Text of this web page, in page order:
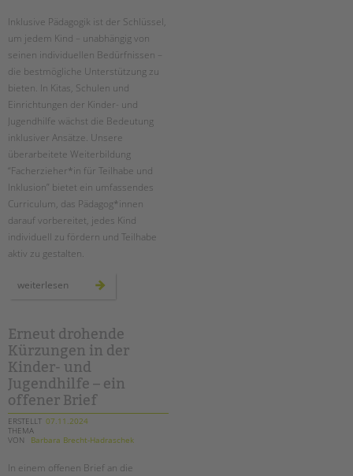
Inklusive Pädagogik ist der Schlüssel,
um jedem Kind – unabhängig von
seinen individuellen Bedürfnissen –
die bestmögliche Unterstützung zu
bieten. In Kitas, Schulen und
Einrichtungen der Kinder- und
Jugendhilfe wächst die Bedeutung
inklusiver Ansätze. Unsere
überarbeitete Weiterbildung
“Facherzieher*in für Teilhabe und
Inklusion” bietet ein umfassendes
Curriculum, das Pädagog*innen
darauf vorbereitet, jedes Kind
individuell zu fördern und Teilhabe
aktiv zu gestalten.
weiterlesen
zertifizierte
für
teilhabe
und
inklusion
Erneut drohende
Kürzungen in der
Kinder- und
Jugendhilfe – ein
offener Brief
ERSTELLT 07.11.2024
THEMA
VON
Barbara Brecht-Hadraschek
In einem offenen Brief an die